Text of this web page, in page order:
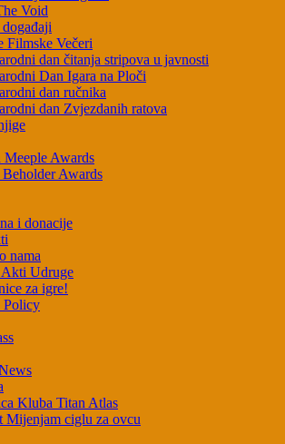
Void
Filmske Večeri
dan čitanja stripova u javnosti
Dan Igara na Ploči
dan ručnika
dan Zvjezdanih ratova
Meeple Awards
Awards
i donacije
nama
Akti Udruge
za igre!
Policy
Kluba Titan Atlas
Mijenjam ciglu za ovcu